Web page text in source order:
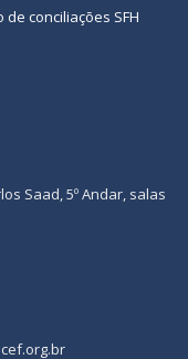
de conciliações SFH
Saad, 5º Andar, salas